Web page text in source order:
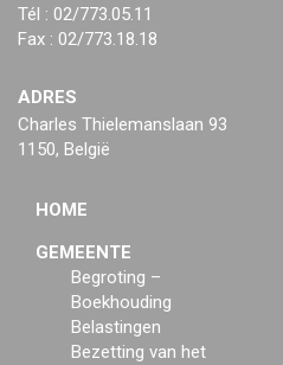
Tél : 02/773.05.11
Fax : 02/773.18.18
ADRES
Charles Thielemanslaan 93
1150, België
HOME
GEMEENTE
Begroting –
Boekhouding
Belastingen
Bezetting van het